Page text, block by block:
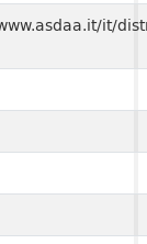
it/